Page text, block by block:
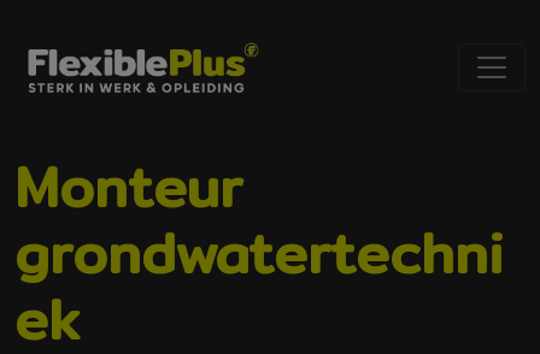
Monteur
grondwatertechni
ek